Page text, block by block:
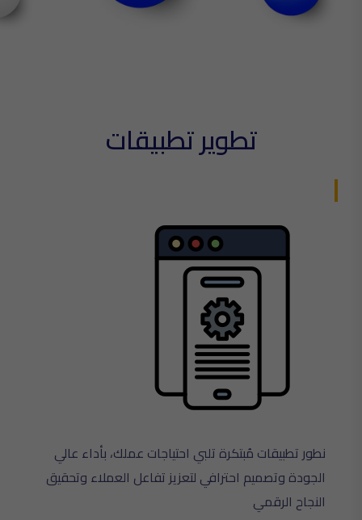
تطوير تطبيقات
نطور تطبيقات مُبتكرة تلبي احتياجات عملك، بأداء عالي
الجودة وتصميم احترافي لتعزيز تفاعل العملاء وتحقيق
النجاح الرقمي